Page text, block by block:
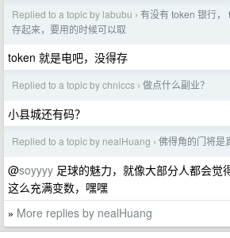
Replied to a topic by labubu › 有没有 token 银行
存起来，要用的时候可以取
token 就是电吧，没得存
Replied to a topic by chniccs › 做点什么副业？
小县城还有码？
Replied to a topic by nealHuang › 佛得角的门将是
@soyyyy 足球的魅力，就像大部分人都会觉
这么充满变数，嘿嘿
» More replies by nealHuang